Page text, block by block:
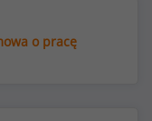
o pracę